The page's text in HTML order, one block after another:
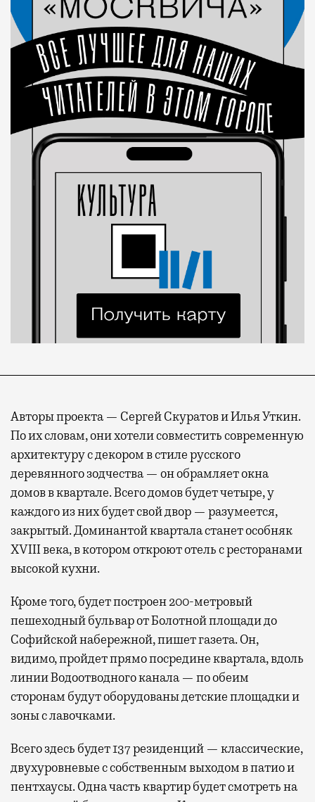
Авторы проекта — Сергей Скуратов и Илья Уткин.
По их словам, они хотели совместить современную
архитектуру с декором в стиле русского
деревянного зодчества — он обрамляет окна
домов в квартале. Всего домов будет четыре, у
каждого из них будет свой двор — разумеется,
закрытый. Доминантой квартала станет особняк
XVIII века, в котором откроют отель с ресторанами
высокой кухни.
Кроме того, будет построен 200-метровый
пешеходный бульвар от Болотной площади до
Софийской набережной, пишет газета. Он,
видимо, пройдет прямо посредине квартала, вдоль
линии Водоотводного канала — по обеим
сторонам будут оборудованы детские площадки и
зоны с лавочками.
Всего здесь будет 137 резиденций — классические,
двухуровневые с собственным выходом в патио и
пентхаусы. Одна часть квартир будет смотреть на